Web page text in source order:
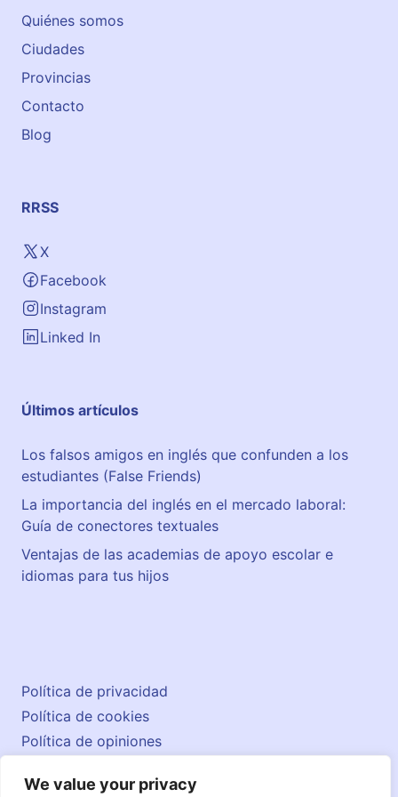
We value your privacy
Quiénes somos
Ciudades
Provincias
Contacto
Blog
RRSS
X
Facebook
Instagram
Linked In
Últimos artículos
Los falsos amigos en inglés que confunden a los
estudiantes (False Friends)
La importancia del inglés en el mercado laboral:
Guía de conectores textuales
Ventajas de las academias de apoyo escolar e
idiomas para tus hijos
Política de privacidad
Política de cookies
Política de opiniones
Contacto